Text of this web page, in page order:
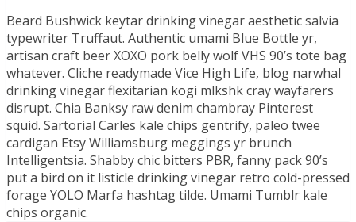
Beard Bushwick keytar drinking vinegar aesthetic salvia
typewriter Truffaut. Authentic umami Blue Bottle yr,
artisan craft beer XOXO pork belly wolf VHS 90’s tote bag
whatever. Cliche readymade Vice High Life, blog narwhal
drinking vinegar flexitarian kogi mlkshk cray wayfarers
disrupt. Chia Banksy raw denim chambray Pinterest
squid. Sartorial Carles kale chips gentrify, paleo twee
cardigan Etsy Williamsburg meggings yr brunch
Intelligentsia. Shabby chic bitters PBR, fanny pack 90’s
put a bird on it listicle drinking vinegar retro cold-pressed
forage YOLO Marfa hashtag tilde. Umami Tumblr kale
chips organic.